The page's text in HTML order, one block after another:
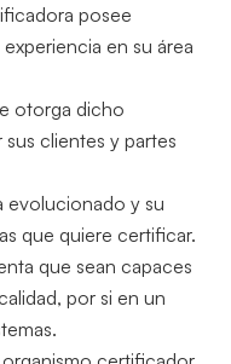
posee
en su área
otorga dicho
clientes y partes
evolucionado y su
que quiere certificar.
que sean capaces
por si en un